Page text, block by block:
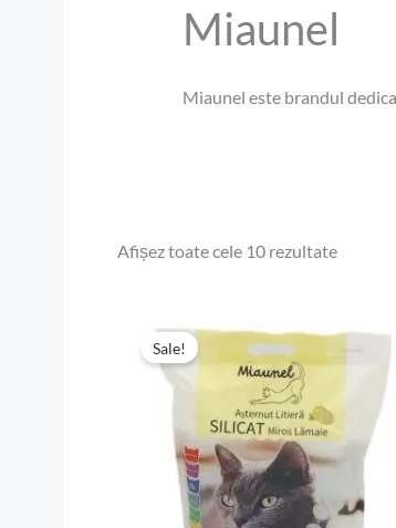
Miaunel
Miaunel este brandul
Afișez toate cele 10 rezultate
Sale!
inițial
a
curent
este:
19,99 lei.